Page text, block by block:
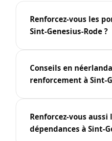
Renforcez-vous les
Sint-Genesius-Rode ?
Conseils en
renforcement à Sint-
Renforcez-vous aussi
dépendances à Sint-